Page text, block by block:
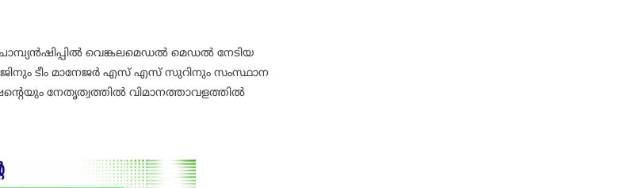
വെങ്കലമെഡൽ മെഡൽ നേടിയ
ടീം മാനേജർ എസ് എസ് സുറിനും സംസ്ഥാന
നേതൃത്വത്തിൽ വിമാനത്താവളത്തിൽ